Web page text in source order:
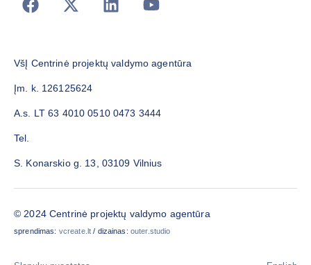
VšĮ Centrinė projektų valdymo agentūra
Įm. k. 126125624
A.s. LT 63 4010 0510 0473 3444
Tel.
S. Konarskio g. 13, 03109 Vilnius
© 2024 Centrinė projektų valdymo agentūra
sprendimas: vcreate.lt / dizainas: outer.studio